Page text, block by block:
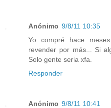
Anónimo 9/8/11 10:35
Yo compré hace
revender por más... Si
Solo gente seria xfa.
Responder
Anónimo 9/8/11 10:41